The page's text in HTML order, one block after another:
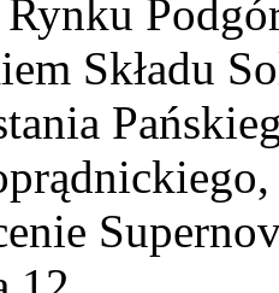
Rynku
Składu